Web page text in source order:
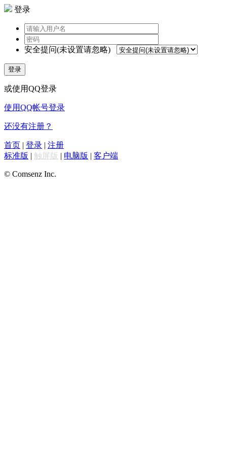
登录
安全提问(未设置请忽略)
登录
或使用QQ登录
使用QQ帐号登录
还没有注册？
首页 | 登录 | 注册
标准版 | 触屏版 | 电脑版 | 客户端
© Comsenz Inc.